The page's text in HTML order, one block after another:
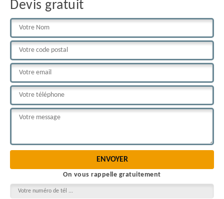
Devis gratuit
On vous rappelle gratuitement